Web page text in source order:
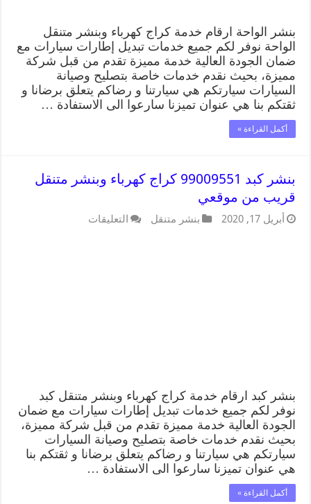
بنشر الواحة ارقام خدمة كراج كهرباء وبنشر متنقل
الواحة نوفر لكم جميع خدمات تبديل إطارات سيارات مع
ضمان الجودة العالية خدمة مميزة تقدم من قبل شركة
مميزة، بحيث نقدم خدمات خاصة بتصليح وصيانة
السيارات سيارتكم هي سيارتنا و رضاكم يتعلق برضانا و
ثقتكم بنا هي عنوان تميزنا سارعوا الى الاستفادة …
أكمل القراءة »
بنشر كبد 99009551 كراج كهرباء وبنشر متنقل
قريب من موقعي
أبريل 17, 2020 بنشر متنقل التعليقات
بنشر كبد ارقام خدمة كراج كهرباء وبنشر متنقل كبد
نوفر لكم جميع خدمات تبديل إطارات سيارات مع ضمان
الجودة العالية خدمة مميزة تقدم من قبل شركة مميزة،
بحيث نقدم خدمات خاصة بتصليح وصيانة السيارات
سيارتكم هي سيارتنا و رضاكم يتعلق برضانا و ثقتكم بنا
هي عنوان تميزنا سارعوا الى الاستفادة …
أكمل القراءة »